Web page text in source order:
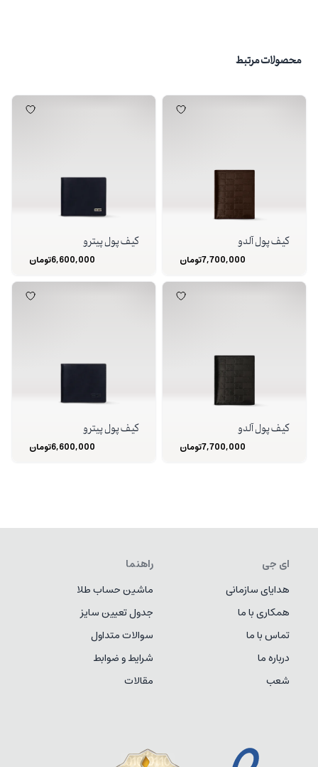
محصولات مرتبط
کیف پول آلدو
7,700,000تومان
کیف پول پیترو
6,600,000تومان
کیف پول آلدو
7,700,000تومان
کیف پول پیترو
6,600,000تومان
ای جی
هدایای سازمانی
همکاری با ما
تماس با ما
درباره ما
شعب
راهنما
ماشین حساب طلا
جدول تعیین سایز
سوالات متداول
شرایط و ضوابط
مقالات